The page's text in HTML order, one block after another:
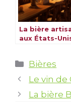
La bière
aux États-
Catégories
Bières
Le vin de
La bière